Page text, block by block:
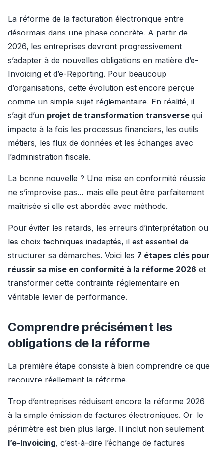
La réforme de la facturation électronique entre
désormais dans une phase concrète. A partir de
2026, les entreprises devront progressivement
s’adapter à de nouvelles obligations en matière d’e-
Invoicing et d’e-Reporting. Pour beaucoup
d’organisations, cette évolution est encore perçue
comme un simple sujet réglementaire. En réalité, il
s’agit d’un projet de transformation transverse qui
impacte à la fois les processus financiers, les outils
métiers, les flux de données et les échanges avec
l’administration fiscale.
La bonne nouvelle ? Une mise en conformité réussie
ne s’improvise pas… mais elle peut être parfaitement
maîtrisée si elle est abordée avec méthode.
Pour éviter les retards, les erreurs d’interprétation ou
les choix techniques inadaptés, il est essentiel de
structurer sa démarches. Voici les 7 étapes clés pour
réussir sa mise en conformité à la réforme 2026 et
transformer cette contrainte réglementaire en
véritable levier de performance.
Comprendre précisément les
obligations de la réforme
La première étape consiste à bien comprendre ce que
recouvre réellement la réforme.
Trop d’entreprises réduisent encore la réforme 2026
à la simple émission de factures électroniques. Or, le
périmètre est bien plus large. Il inclut non seulement
l’e-Invoicing, c’est-à-dire l’échange de factures